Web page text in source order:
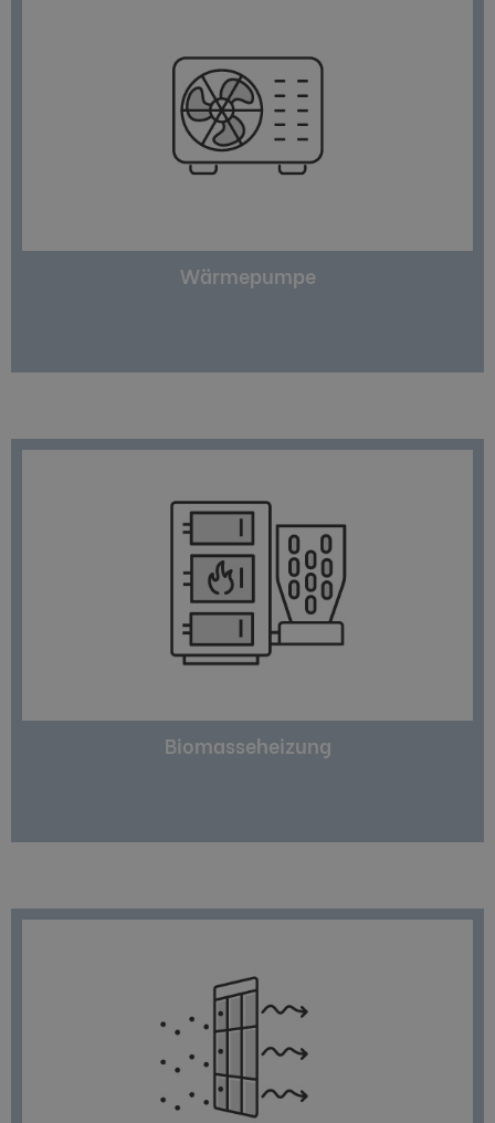
Wärmepumpe
Fußbodenheizungen. Um die kostenlose
Umweltwärme nutzbar zu machen, brauchen
Wärmepumpen etwas Strom für Pumpe und
Antrieb.
Biomasseheizung
Heizmethode. Als Brennstoff kommt Biomasse
zum Einsatz – je nach Heizung ist alles von Holz
über Gräser bis zu Tierdung möglich. Geeignete
Biomasse ist meist regional und preiswert
verfügbar.
gewonnene Energie aus, um den Warmwasser-
und Heizbedarf eines Hauses komplett zu decken
– eine ideale Ergänzung zu Gas, Öl oder Pellets.